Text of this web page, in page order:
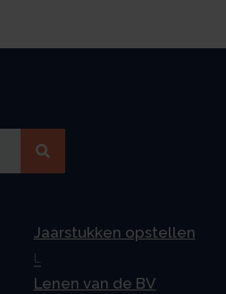
Jaarstukken opstellen
L
Lenen van de BV